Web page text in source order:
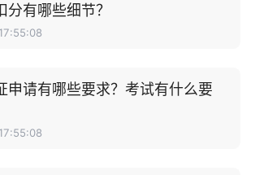
分有哪些细节？
申请有哪些要求？考试有什么要